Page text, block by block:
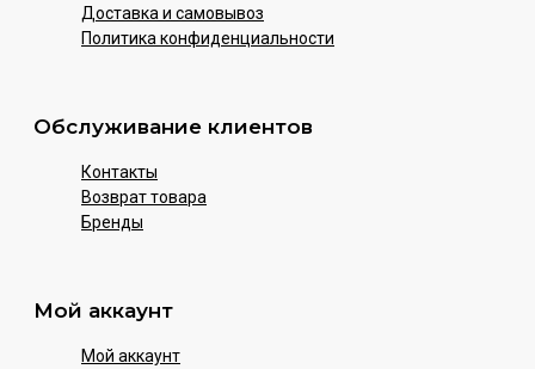
Доставка и самовывоз
Политика конфиденциальности
Обслуживание клиентов
Контакты
Возврат товара
Бренды
Мой аккаунт
Мой аккаунт